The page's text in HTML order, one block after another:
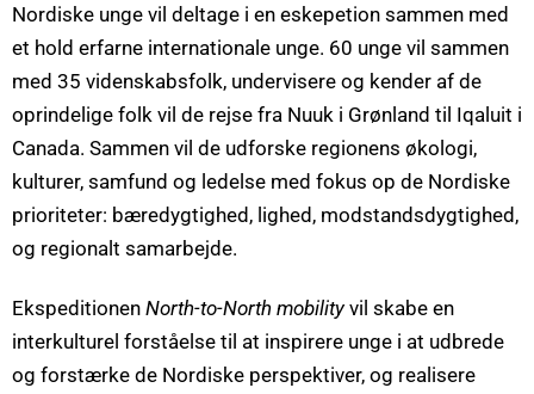
Nordiske unge vil deltage i en eskepetion sammen med
et hold erfarne internationale unge. 60 unge vil sammen
med 35 videnskabsfolk, undervisere og kender af de
oprindelige folk vil de rejse fra Nuuk i Grønland til Iqaluit i
Canada. Sammen vil de udforske regionens økologi,
kulturer, samfund og ledelse med fokus op de Nordiske
prioriteter: bæredygtighed, lighed, modstandsdygtighed,
og regionalt samarbejde.
Ekspeditionen North-to-North mobilityvil skabe en
interkulturel forståelse til at inspirere unge i at udbrede
og forstærke de Nordiske perspektiver, og realisere